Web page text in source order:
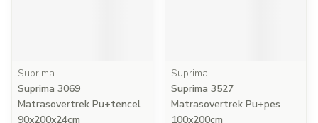
Suprima
Suprima 3069
Matrasovertrek Pu+tencel
90x200x24cm
Suprima
Suprima 3527
Matrasovertrek Pu+pes
100x200cm